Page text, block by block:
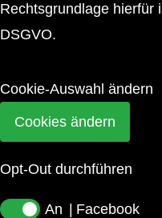
Rechtsgrundlage hierfür
DSGVO.
Cookie-Auswahl ändern
Cookies ändern
Opt-Out durchführen
Facebook